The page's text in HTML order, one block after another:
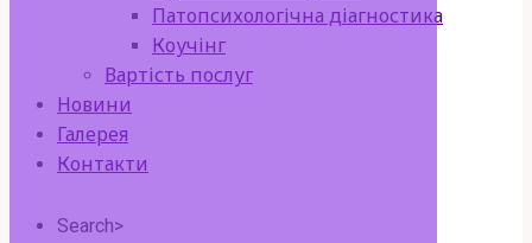
Патопсихологічна діагностика
Коучінг
Вартість послуг
Новини
Галерея
Контакти
Search>